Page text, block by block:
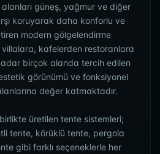
güneş, yağmur ve diğer
koruyarak daha konforlu ve
modern gölgelendirme
villalara, kafelerden restoranlara
birçok alanda tercih edilen
görünümü ve fonksiyonel
değer katmaktadır.
üretilen tente sistemleri;
tente, körüklü tente, pergola
gibi farklı seçeneklerle her